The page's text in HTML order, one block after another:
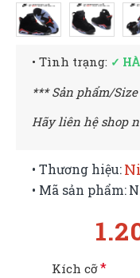
• Tình trạng: ✓
*** Sản phẩm/
Hãy liên hệ shop
• Thương hiệu:
• Mã sản phẩm:
Kích cỡ